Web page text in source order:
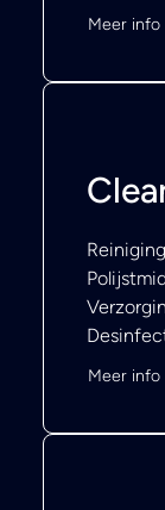
Meer info
Meer info